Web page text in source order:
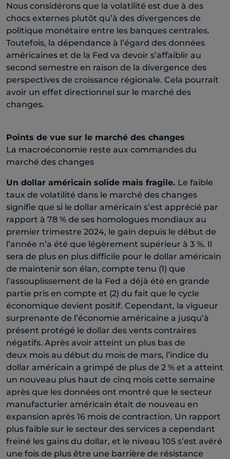
Nous considérons que la volatilité est due à des
chocs externes plutôt qu’à des divergences de
politique monétaire entre les banques centrales.
Toutefois, la dépendance à l’égard des données
américaines et de la Fed va devoir s’affaiblir au
second semestre en raison de la divergence des
perspectives de croissance régionale. Cela pourrait
avoir un effet directionnel sur le marché des
changes.
Points de vue sur le marché des changes
La macroéconomie reste aux commandes du
marché des changes
Un dollar américain solide mais fragile. Le faible
taux de volatilité dans le marché des changes
signifie que si le dollar américain s’est apprécié par
rapport à 78 % de ses homologues mondiaux au
premier trimestre 2024, le gain depuis le début de
l’année n’a été que légèrement supérieur à 3 %. Il
sera de plus en plus difficile pour le dollar américain
de maintenir son élan, compte tenu (1) que
l’assouplissement de la Fed a déjà été en grande
partie pris en compte et (2) du fait que le cycle
économique devient positif. Cependant, la vigueur
surprenante de l’économie américaine a jusqu’à
présent protégé le dollar des vents contraires
négatifs. Après avoir atteint un plus bas de
deux mois au début du mois de mars, l’indice du
dollar américain a grimpé de plus de 2 % et a atteint
un nouveau plus haut de cinq mois cette semaine
après que les données ont montré que le secteur
manufacturier américain était de nouveau en
expansion après 16 mois de contraction. Un rapport
plus faible sur le secteur des services a cependant
freiné les gains du dollar, et le niveau 105 s’est avéré
une fois de plus être une barrière de résistance